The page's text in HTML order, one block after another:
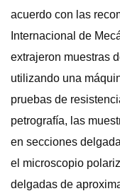
acuerdo con las
Internacional de
extrajeron muestras
utilizando una
pruebas de
petrografía, las
en secciones
el microscopio
delgadas de